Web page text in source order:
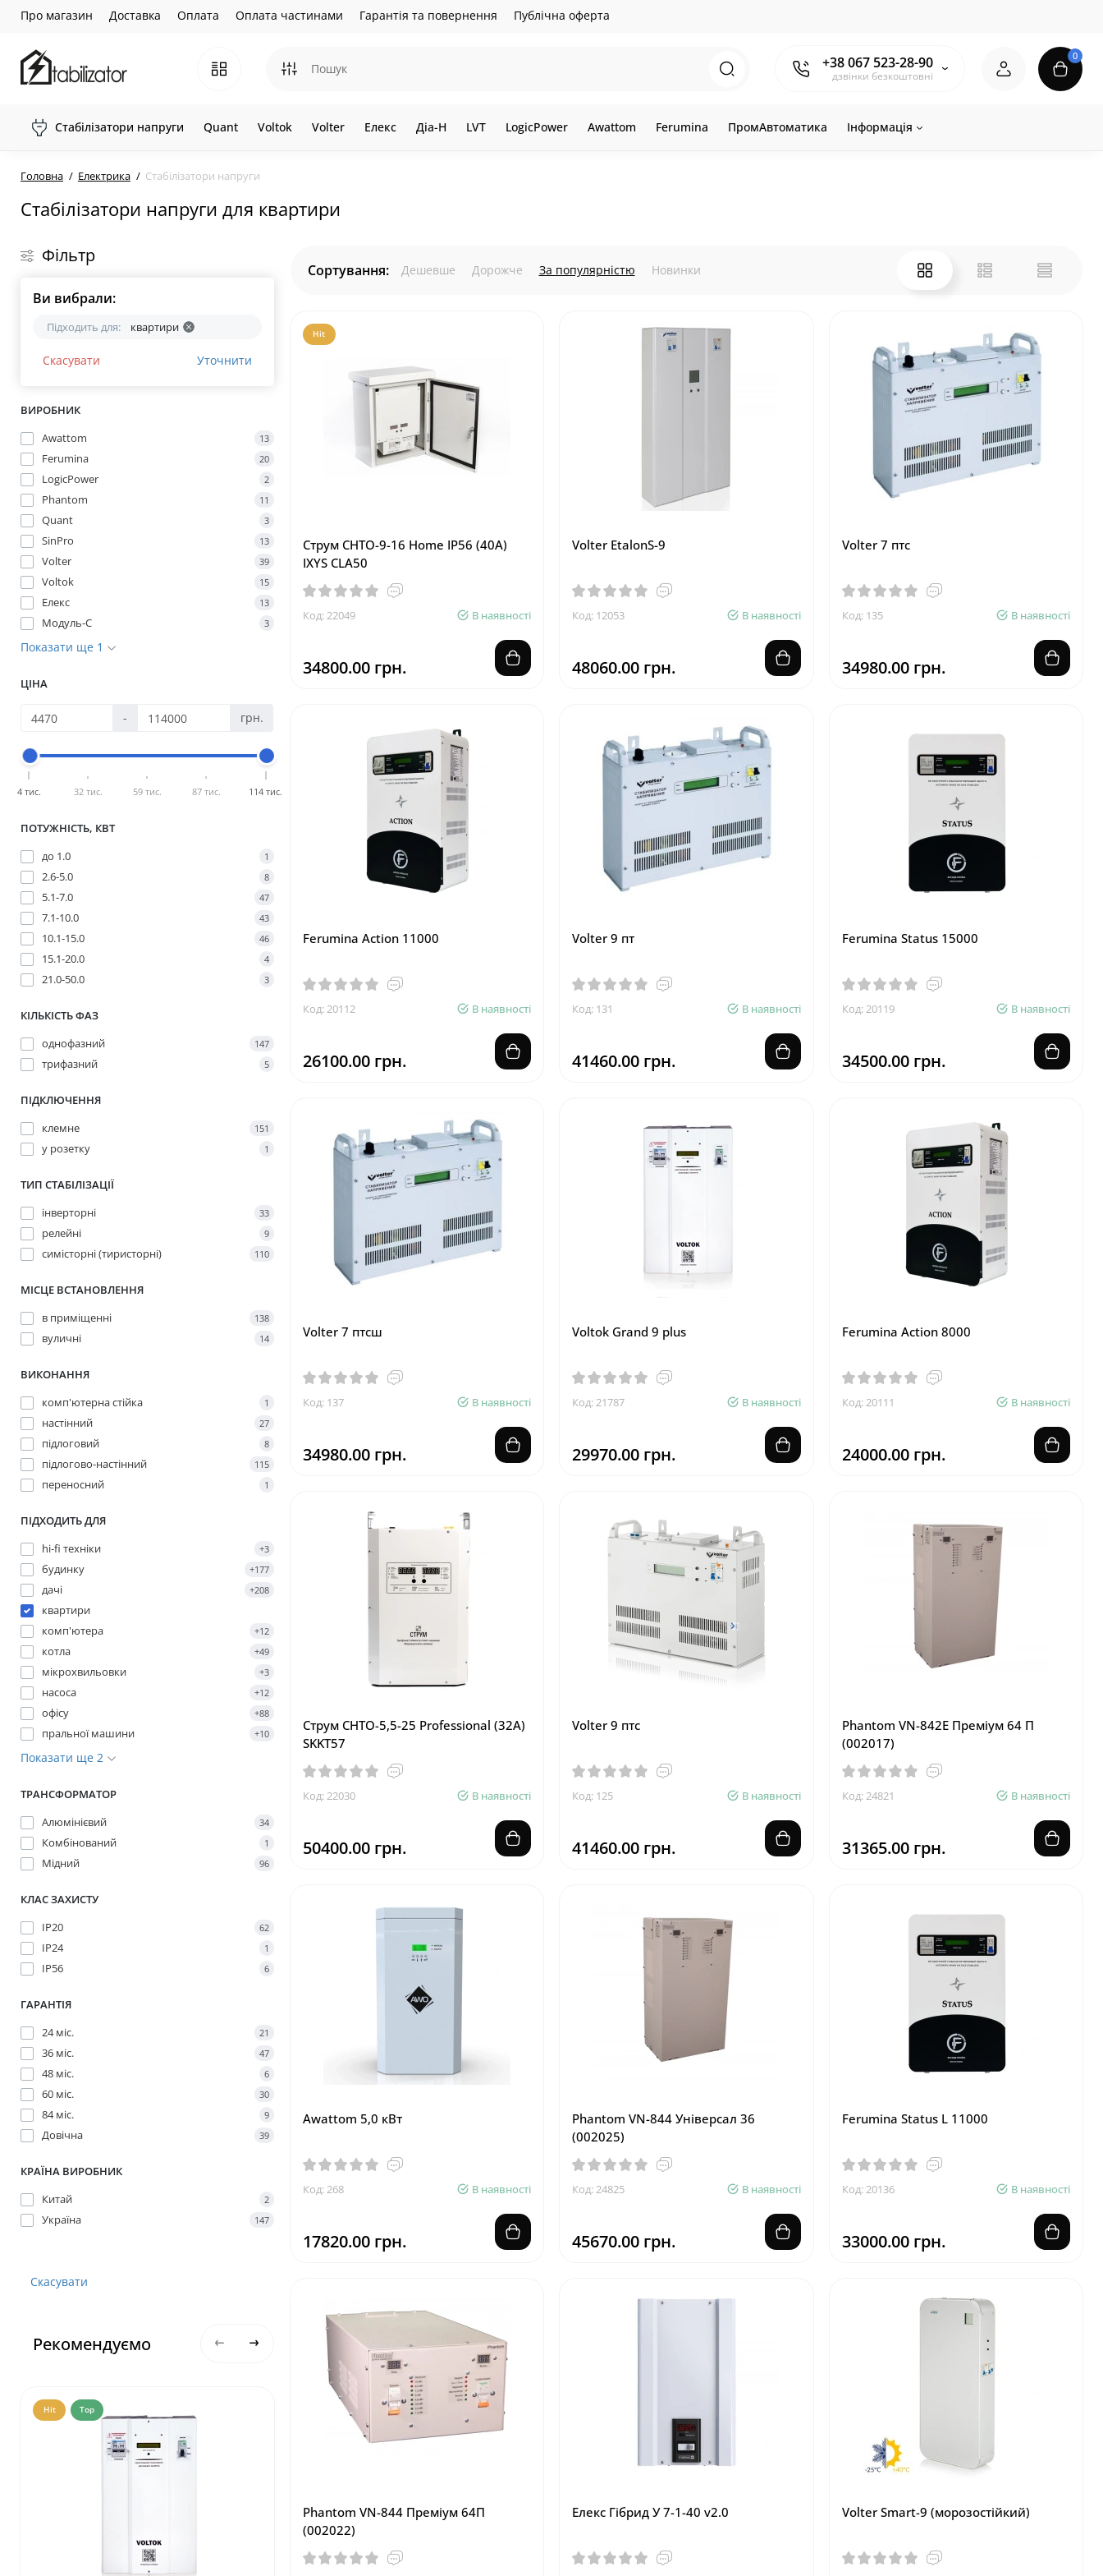
Про магазин Доставка Оплата Оплата частинами Гарантія та повернення Публічна оферта
+38 067 523-28-90
дзвінки безкоштовні
0
Стабілізатори напруги Quant Voltok Volter Елекс Діа-Н LVT LogicPower Awattom Ferumina ПромАвтоматика Інформація
Головна Електрика Стабілізатори напруги
Стабілізатори напруги для квартири
Фільтр
Ви вибрали:
Підходить для: квартири
Скасувати Уточнити
ВИРОБНИК
Awattom
13
Ferumina 20
LogicPower 2
Phantom 11
Quant 3
SinPro 13
Volter 39
Voltok 15
Елекс 13
Модуль-С 3
Показати ще 1
ЦІНА
- грн.
4 тис. 32 тис. 59 тис. 87 тис. 114 тис.
ПОТУЖНІСТЬ, КВТ
до 1.0
1
2.6-5.0 8
5.1-7.0 47
7.1-10.0 43
10.1-15.0 46
15.1-20.0 4
21.0-50.0 3
КІЛЬКІСТЬ ФАЗ
однофазний
147
трифазний 5
ПІДКЛЮЧЕННЯ
клемне
151
у розетку 1
ТИП СТАБІЛІЗАЦІЇ
інверторні
33
релейні 9
симісторні (тиристорні) 110
МІСЦЕ ВСТАНОВЛЕННЯ
в приміщенні
138
вуличні 14
ВИКОНАННЯ
комп'ютерна стійка
1
настінний 27
підлоговий 8
підлогово-настінний 115
переносний 1
ПІДХОДИТЬ ДЛЯ
hi-fi техніки
+3
будинку +177
дачі +208
квартири
комп'ютера
+12
котла +49
мікрохвильовки +3
насоса +12
офісу +88
пральної машини +10
Показати ще 2
ТРАНСФОРМАТОР
Алюмінієвий
34
Комбінований 1
Мідний 96
КЛАС ЗАХИСТУ
IP20
62
IP24 1
IP56 6
ГАРАНТІЯ
24 міс.
21
36 міс. 47
48 міс. 6
60 міс. 30
84 міс. 9
Довічна 39
КРАЇНА ВИРОБНИК
Китай
2
Україна 147
Скасувати
Рекомендуємо
Hit Top Top
Сортування: Дешевше Дорожче За популярністю Новинки
Hit
Струм СНТО-9-16 Home IP56 (40А)
IXYS CLA50
Код: 22049 В наявності
34800.00 грн.
Volter EtalonS-9
Код: 12053 В наявності
48060.00 грн.
Volter 7 птc
Код: 135 В наявності
34980.00 грн.
Ferumina Action 11000
Код: 20112 В наявності
26100.00 грн.
Volter 9 пт
Код: 131 В наявності
41460.00 грн.
Ferumina Status 15000
Код: 20119 В наявності
34500.00 грн.
Volter 7 птсш
Код: 137 В наявності
34980.00 грн.
Voltok Grand 9 plus
Код: 21787 В наявності
29970.00 грн.
Ferumina Action 8000
Код: 20111 В наявності
24000.00 грн.
Струм СНТО-5,5-25 Professional (32А)
SKKT57
Код: 22030 В наявності
50400.00 грн.
Volter 9 птс
Код: 125 В наявності
41460.00 грн.
Phantom VN-842E Преміум 64 П
(002017)
Код: 24821 В наявності
31365.00 грн.
Awattom 5,0 кВт
Код: 268 В наявності
17820.00 грн.
Phantom VN-844 Універсал 36
(002025)
Код: 24825 В наявності
45670.00 грн.
Ferumina Status L 11000
Код: 20136 В наявності
33000.00 грн.
Phantom VN-844 Преміум 64П
(002022)
Елекс Гібрид У 7-1-40 v2.0 Volter Smart-9 (морозостійкий)